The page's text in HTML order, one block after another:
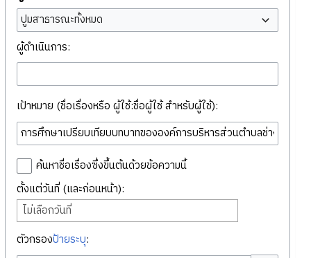
ปูมสาธารณะทั้งหมด
ผู้ดำเนินการ:
เป้าหมาย (ชื่อเรื่องหรือ ผู้ใช้:ชื่อผู้ใช้ สำหรับผู้ใช้):
ค้นหาชื่อเรื่องซึ่งขึ้นต้นด้วยข้อความนี้
ตั้งแต่วันที่ (และก่อนหน้า):
ไม่เลือกวันที่
ตัวกรองป้ายระบุ: